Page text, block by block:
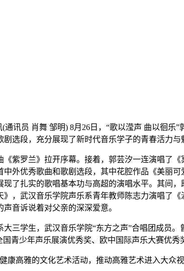
(通讯员 肖舞 邹明) 8月26日，“歌以滢声 曲以徊
选段，充分展现了新时代音乐学子的青春活力与
紫罗兰》拉开序幕。接着，郭芸汐一连演唱了
中外优秀歌曲和歌剧选段，其中花腔作品《美丽
了扎实的歌唱基本功与高超的演唱水平。其间
，武汉音乐学院声乐系青年教师陈志力演唱了
音诉说着对父亲的深深爱意。
三学生，武汉音乐学院“东方之声”合唱团成员
青少年声乐展演优秀奖、欧中国际声乐大赛优秀
康高雅的文化艺术活动，推动高雅艺术进入大众